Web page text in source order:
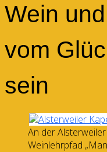
Wein
vom
sein
An der
Weinlehrpfad